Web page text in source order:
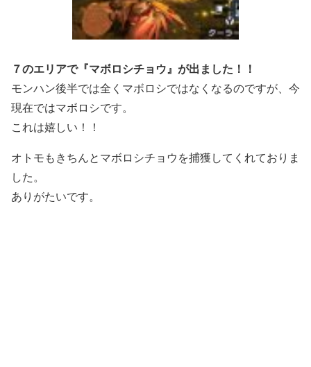
７のエリアで『マボロシチョウ』が出ました！！
モンハン後半では全くマボロシではなくなるのですが、今
現在ではマボロシです。
これは嬉しい！！
オトモもきちんとマボロシチョウを捕獲してくれておりま
した。
ありがたいです。